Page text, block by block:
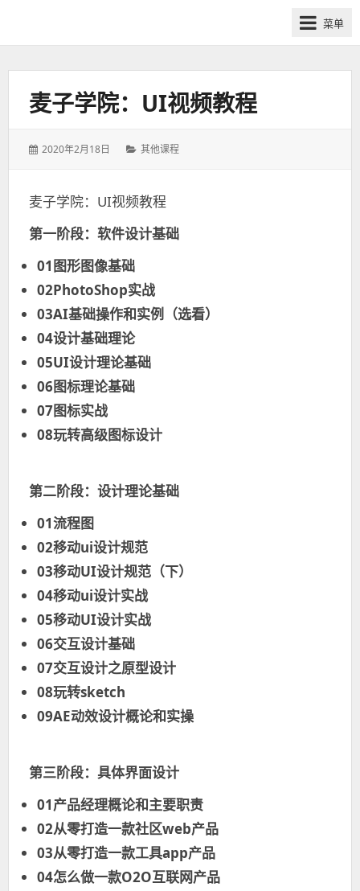
筹
群-
付
课
程
分
享
菜单
麦子学院：UI视频教程
发
2020年2月18日
分
其他课程
麦子学院：UI视频教程
第一阶段：软件设计基础
01图形图像基础
02PhotoShop实战
03AI基础操作和实例（选看）
04设计基础理论
05UI设计理论基础
06图标理论基础
07图标实战
08玩转高级图标设计
第二阶段：设计理论基础
01流程图
02移动ui设计规范
03移动UI设计规范（下）
04移动ui设计实战
05移动UI设计实战
06交互设计基础
07交互设计之原型设计
08玩转sketch
09AE动效设计概论和实操
第三阶段：具体界面设计
01产品经理概论和主要职责
02从零打造一款社区web产品
03从零打造一款工具app产品
04怎么做一款O2O互联网产品